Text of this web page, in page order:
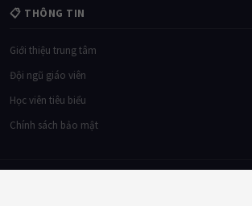
📋 THÔNG TIN
Giới thiệu trung tâm
Đội ngũ giáo viên
Học viên tiêu biểu
Chính sách bảo mật